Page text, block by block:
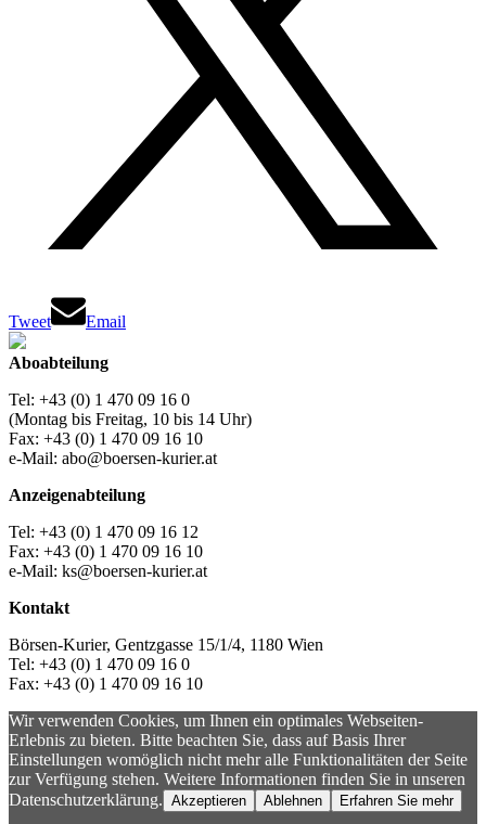
Tweet Email
Aboabteilung
Tel: +43 (0) 1 470 09 16 0
(Montag bis Freitag, 10 bis 14 Uhr)
Fax: +43 (0) 1 470 09 16 10
e-Mail: abo@boersen-kurier.at
Anzeigenabteilung
Tel: +43 (0) 1 470 09 16 12
Fax: +43 (0) 1 470 09 16 10
e-Mail: ks@boersen-kurier.at
Kontakt
Börsen-Kurier, Gentzgasse 15/1/4, 1180 Wien
Tel: +43 (0) 1 470 09 16 0
Fax: +43 (0) 1 470 09 16 10
Wir verwenden Cookies, um Ihnen ein optimales Webseiten-
Erlebnis zu bieten. Bitte beachten Sie, dass auf Basis Ihrer
Einstellungen womöglich nicht mehr alle Funktionalitäten der Seite
zur Verfügung stehen. Weitere Informationen finden Sie in unseren
Datenschutzerklärung. Akzeptieren Ablehnen Erfahren Sie mehr